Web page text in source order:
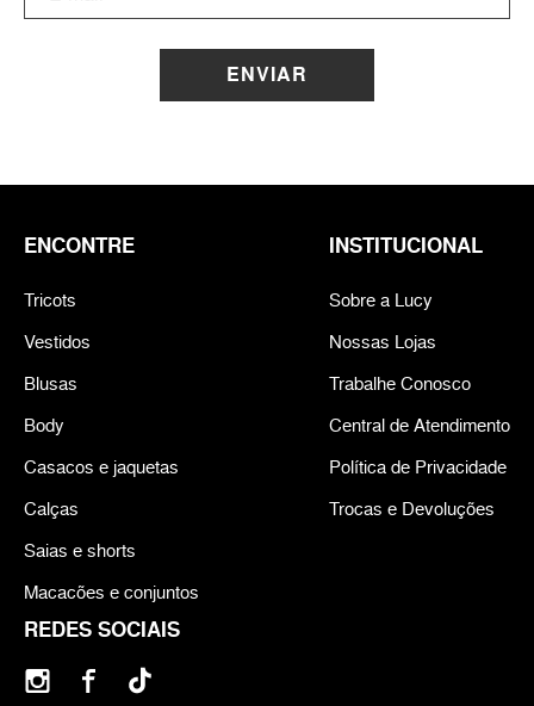
ENVIAR
REDES SOCIAIS
ENCONTRE
Tricots
Vestidos
Blusas
Body
Casacos e jaquetas
Calças
Saias e shorts
Macacões e conjuntos
INSTITUCIONAL
Sobre a Lucy
Nossas Lojas
Trabalhe Conosco
Central de Atendimento
Política de Privacidade
Trocas e Devoluções